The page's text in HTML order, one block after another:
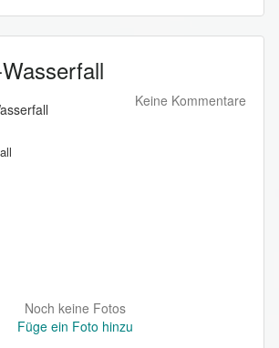
Keine Kommentare
Noch keine Fotos
Füge ein Foto hinzu